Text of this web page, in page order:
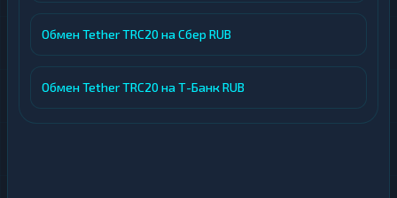
Обмен Tether TRC20 на Сбер RUB
Обмен Tether TRC20 на Т-Банк RUB